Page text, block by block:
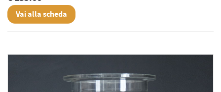
Vai alla scheda